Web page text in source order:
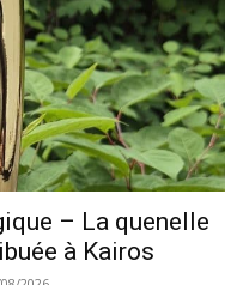
– La quenelle
à Kairos